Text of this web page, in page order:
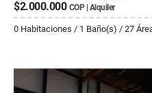
$2.000.000 COP | Alquiler
0 Habitaciones / 1 Baño(s) / 27